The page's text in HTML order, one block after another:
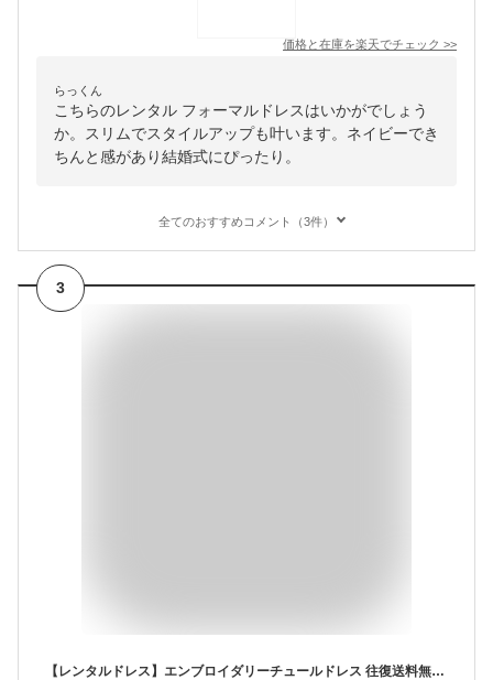
価格と在庫を楽天でチェック >>
らっくん
こちらのレンタル フォーマルドレスはいかがでしょう
か。スリムでスタイルアップも叶います。ネイビーでき
ちんと感があり結婚式にぴったり。
全てのおすすめコメント（3件）
3
【レンタルドレス】エンブロイダリーチュールドレス 往復送料無料 オケーション オケージョン お呼ばれ 結婚式 親族 ゲストドレス グリーン 緑 ピスタチオ パーティー レディース ワンピース 大人 上品 シンプル かわいい 人気 春夏秋冬 成人式 卒園式 食事会 披露宴